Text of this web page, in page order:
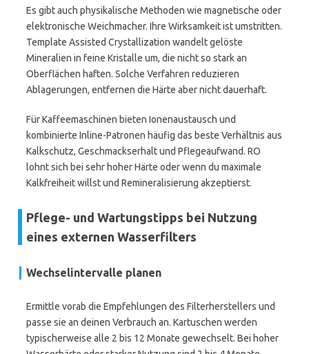
Es gibt auch physikalische Methoden wie magnetische oder
elektronische Weichmacher. Ihre Wirksamkeit ist umstritten.
Template Assisted Crystallization wandelt gelöste
Mineralien in feine Kristalle um, die nicht so stark an
Oberflächen haften. Solche Verfahren reduzieren
Ablagerungen, entfernen die Härte aber nicht dauerhaft.
Für Kaffeemaschinen bieten Ionenaustausch und
kombinierte Inline-Patronen häufig das beste Verhältnis aus
Kalkschutz, Geschmackserhalt und Pflegeaufwand. RO
lohnt sich bei sehr hoher Härte oder wenn du maximale
Kalkfreiheit willst und Remineralisierung akzeptierst.
Pflege- und Wartungstipps bei Nutzung
eines externen Wasserfilters
Wechselintervalle planen
Ermittle vorab die Empfehlungen des Filterherstellers und
passe sie an deinen Verbrauch an. Kartuschen werden
typischerweise alle 2 bis 12 Monate gewechselt. Bei hoher